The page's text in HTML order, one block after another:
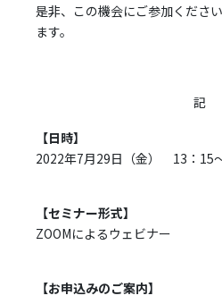
是非、この機会にご参加くださ
ます。
記
【日時】
2022年7月29日（金） 13：15
【セミナー形式】
ZOOMによるウェビナー
【お申込みのご案内】